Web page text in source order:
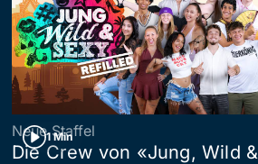
1 Min
Neue Staffel
Die Crew von «Jung, Wild &